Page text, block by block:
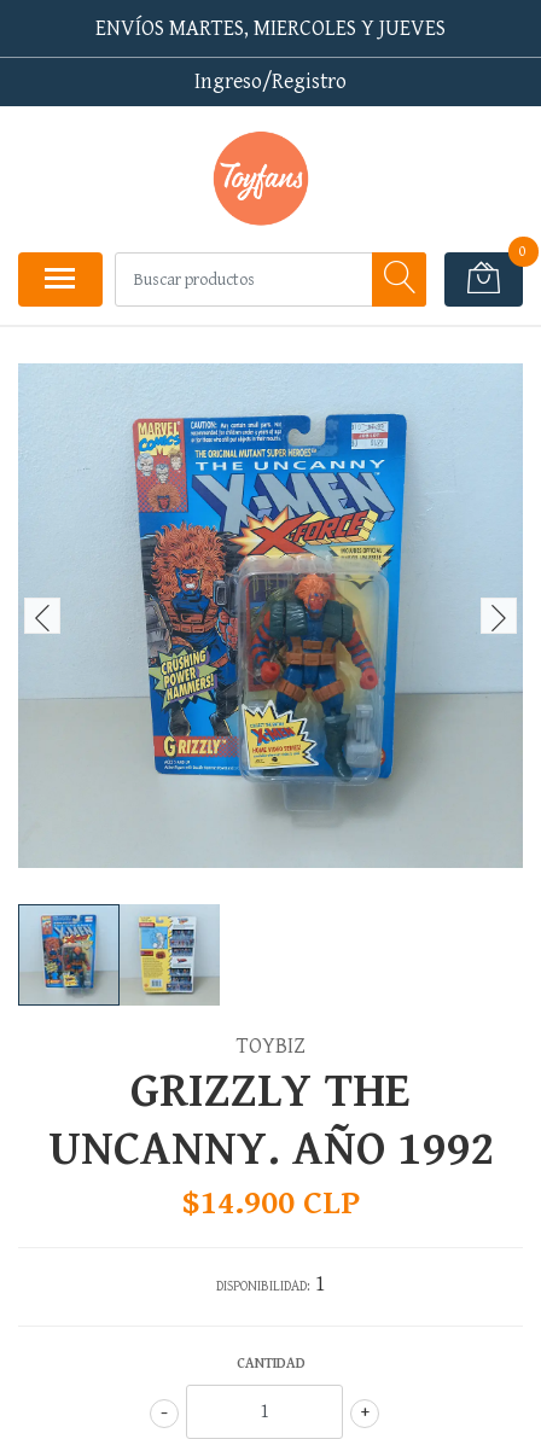
ENVÍOS MARTES, MIERCOLES Y JUEVES
Ingreso/Registro
0
TOYBIZ
GRIZZLY THE
UNCANNY. AÑO 1992
$14.900 CLP
DISPONIBILIDAD: 1
CANTIDAD
+
-